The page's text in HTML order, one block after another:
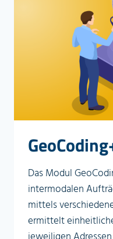
Das Modul
intermodalen
mittels
ermittelt